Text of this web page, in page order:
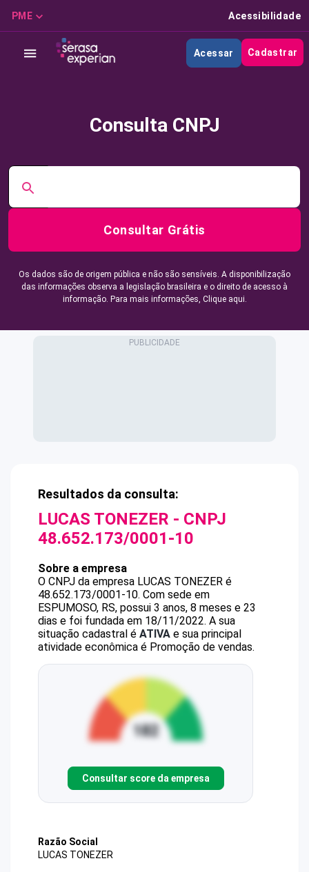
PME Acessibilidade
Acessar Cadastrar
Consulta CNPJ
Consultar Grátis
Os dados são de origem pública e não são sensíveis. A disponibilização
das informações observa a legislação brasileira e o direito de acesso à
informação. Para mais informações, Clique aqui.
Resultados da consulta:
LUCAS TONEZER - CNPJ
48.652.173/0001-10
Sobre a empresa
O CNPJ da empresa LUCAS TONEZER é
48.652.173/0001-10. Com sede em
ESPUMOSO, RS, possui 3 anos, 8 meses e 23
dias e foi fundada em 18/11/2022. A sua
situação cadastral é ATIVA e sua principal
atividade econômica é Promoção de vendas.
Consultar score da empresa
Razão Social
LUCAS TONEZER